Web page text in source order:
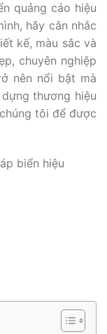
quảng cáo hiệu
hãy cân nhắc
kế, màu sắc và
chuyên nghiệp
nên nổi bật mà
thương hiệu
chúng tôi để được
biển hiệu